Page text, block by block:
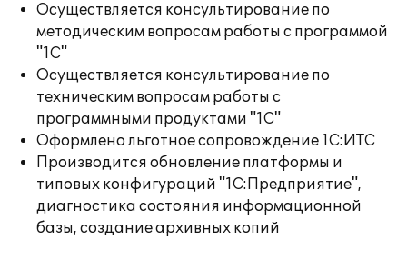
Осуществляется консультирование по
методическим вопросам работы с программой
"1С"
Осуществляется консультирование по
техническим вопросам работы с
программными продуктами "1С"
Оформлено льготное сопровождение 1С:ИТС
Производится обновление платформы и
типовых конфигураций "1С:Предприятие",
диагностика состояния информационной
базы, создание архивных копий